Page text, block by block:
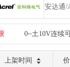
安科瑞/
/CHENZHU 东部
依和/EHOO
0~土10V连续
上架时间